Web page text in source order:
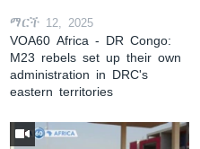
ማርች 12, 2025
VOA60 Africa - DR Congo:
M23 rebels set up their own
administration in DRC's
eastern territories